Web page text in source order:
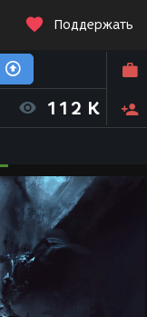
Поддержать
112 K